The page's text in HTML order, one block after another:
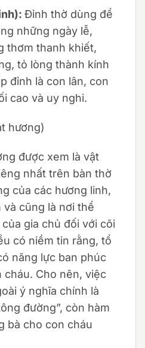
Đỉnh thờ dùng để
những ngày lễ,
thơm thanh khiết,
tỏ lòng thành kính
đỉnh là con lân, con
cao và uy nghi.
hương)
được xem là vật
nhất trên bàn thờ
của các hương linh,
cũng là nơi thể
gia chủ đối với cõi
có niềm tin rằng, tổ
năng lực ban phúc
Cho nên, việc
ý nghĩa chính là
đường”, còn hàm
bà cho con cháu